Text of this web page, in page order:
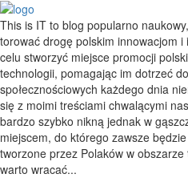
This is IT to blog popularno
torować drogę polskim innowacjom
celu stworzyć miejsce promocji
technologii, pomagając im dotrzeć
społecznościowych każdego dnia
się z moimi treściami chwalącymi
bardzo szybko nikną jednak w
miejscem, do którego zawsze
tworzone przez Polaków w
warto wracać...